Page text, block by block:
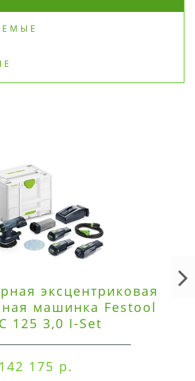
эксцентриковая
машинка Festool
125 3,0 I-Set
142 175 р.